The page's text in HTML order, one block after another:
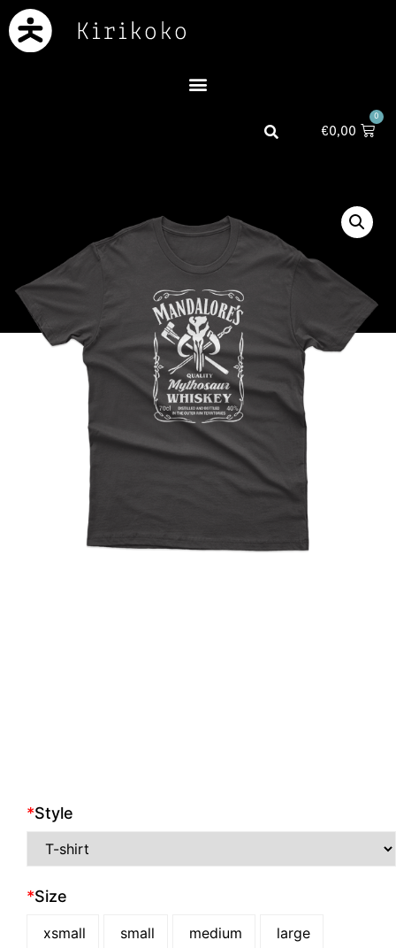
€0,00
0
*Style
*Size
xsmall small medium large